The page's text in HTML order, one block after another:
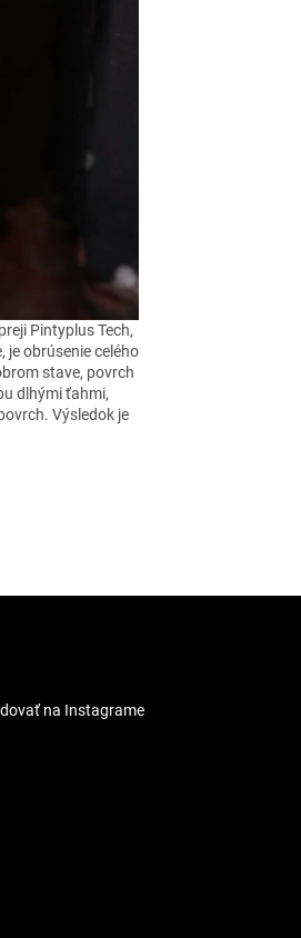
Pintyplus Tech,
obrúsenie celého
stave, povrch
dlhými ťahmi,
Výsledok je
na Instagrame